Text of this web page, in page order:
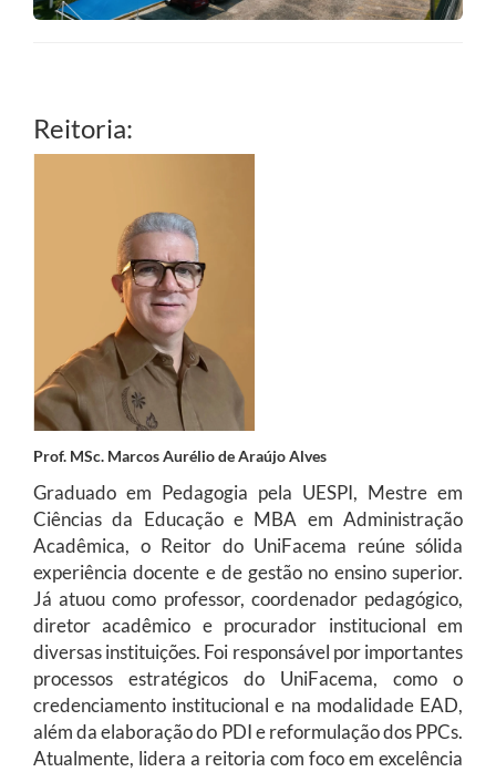
Reitoria:
Prof. MSc. Marcos Aurélio de Araújo Alves
Graduado em Pedagogia pela UESPI, Mestre em
Ciências da Educação e MBA em Administração
Acadêmica, o Reitor do UniFacema reúne sólida
experiência docente e de gestão no ensino superior.
Já atuou como professor, coordenador pedagógico,
diretor acadêmico e procurador institucional em
diversas instituições. Foi responsável por importantes
processos estratégicos do UniFacema, como o
credenciamento institucional e na modalidade EAD,
além da elaboração do PDI e reformulação dos PPCs.
Atualmente, lidera a reitoria com foco em excelência